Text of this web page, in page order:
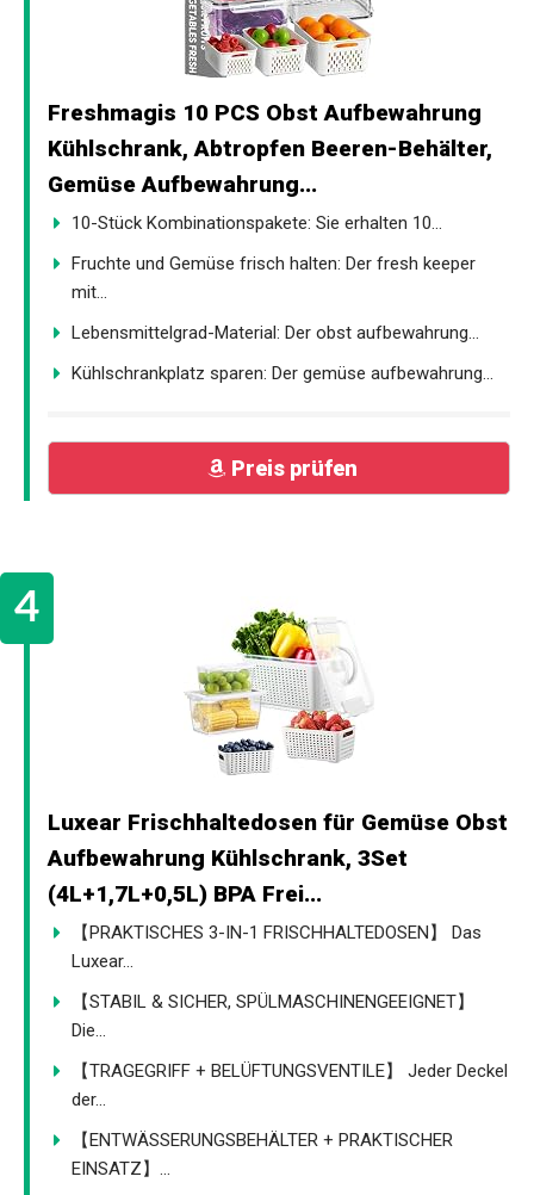
Freshmagis 10 PCS Obst Aufbewahrung
Kühlschrank, Abtropfen Beeren-Behälter,
Gemüse Aufbewahrung...
10-Stück Kombinationspakete: Sie erhalten 10...
Fruchte und Gemüse frisch halten: Der fresh keeper
mit...
Lebensmittelgrad-Material: Der obst aufbewahrung...
Kühlschrankplatz sparen: Der gemüse aufbewahrung...
Preis prüfen
Luxear Frischhaltedosen für Gemüse Obst
Aufbewahrung Kühlschrank, 3Set
(4L+1,7L+0,5L) BPA Frei...
【PRAKTISCHES 3-IN-1 FRISCHHALTEDOSEN】 Das
Luxear...
【STABIL & SICHER, SPÜLMASCHINENGEEIGNET】
Die...
【TRAGEGRIFF + BELÜFTUNGSVENTILE】 Jeder Deckel
der...
【ENTWÄSSERUNGSBEHÄLTER + PRAKTISCHER
EINSATZ】...